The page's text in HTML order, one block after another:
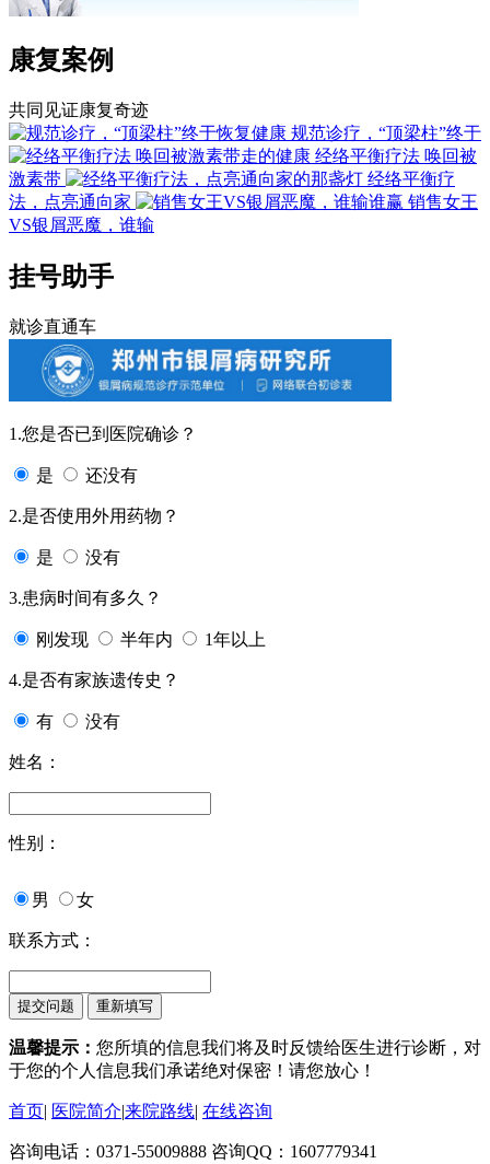
康复案例
共同见证康复奇迹
规范诊疗，“顶梁柱”终于
经络平衡疗法 唤回被
激素带
经络平衡疗
法，点亮通向家
销售女王
VS银屑恶魔，谁输
挂号助手
就诊直通车
1.您是否已到医院确诊？
是 还没有
2.是否使用外用药物？
是 没有
3.患病时间有多久？
刚发现 半年内 1年以上
4.是否有家族遗传史？
有 没有
姓名：
性别：
男 女
联系方式：
温馨提示： 您所填的信息我们将及时反馈给医生进行诊断，对
于您的个人信息我们承诺绝对保密！请您放心！
首页| 医院简介|来院路线| 在线咨询
咨询电话：0371-55009888 咨询QQ：1607779341